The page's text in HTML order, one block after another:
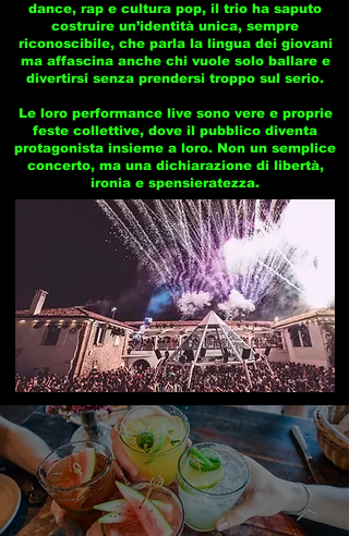
dance, rap e cultura pop, il trio ha saputo
costruire un’identità unica, sempre
riconoscibile, che parla la lingua dei giovani
ma affascina anche chi vuole solo ballare e
divertirsi senza prendersi troppo sul serio.
Le loro performance live sono vere e proprie
feste collettive, dove il pubblico diventa
protagonista insieme a loro. Non un semplice
concerto, ma una dichiarazione di libertà,
ironia e spensieratezza.